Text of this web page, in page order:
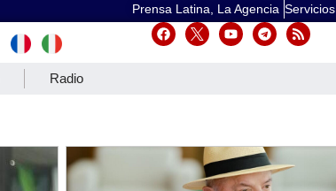
Prensa Latina, La Agencia Servicios
Radio